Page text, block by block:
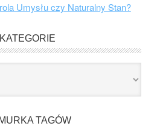
Umysłu czy Naturalny Stan?
KATEGORIE
TAGÓW